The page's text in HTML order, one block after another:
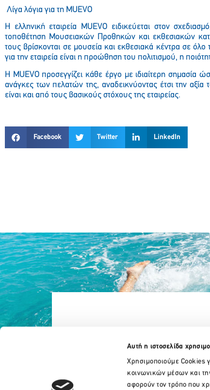
Αυτή η ιστοσελίδα
Χρησιμοποιούμε Cookies
κοινωνικών μέσων και
αφορούν τον τρόπο που
Λίγα λόγια για τη MUEVO
Η ελληνική εταιρεία MUEVO ειδικεύεται στον
τοποθέτηση Μουσειακών Προθηκών και εκθεσιακών
τους βρίσκονται σε μουσεία και εκθεσιακά κέντρα σε
για την εταιρεία είναι η προώθηση του πολιτισμού, η
Η MUEVO προσεγγίζει κάθε έργο με ιδιαίτερη σημασία
ανάγκες των πελατών της, αναδεικνύοντας έτσι την
είναι και από τους βασικούς στόχους της εταιρείας.
Facebook Twitter LinkedIn